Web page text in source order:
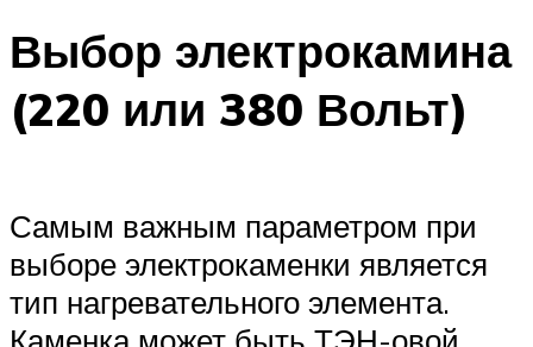
Выбор электрокамина
(220 или 380 Вольт)
Самым важным параметром при
выборе электрокаменки является
тип нагревательного элемента.